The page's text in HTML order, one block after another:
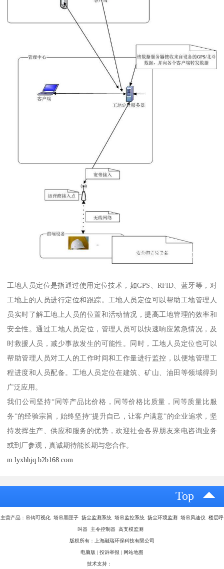
工地人员定位是指通过使用定位技术，如GPS、RFID、蓝牙等，对
工地上的人员进行定位和跟踪。工地人员定位可以帮助工地管理人
员实时了解工地上人员的位置和活动情况，提高工地管理的效率和
安全性。通过工地人员定位，管理人员可以快速响应紧急情况，及
时救援人员，减少事故发生的可能性。同时，工地人员定位也可以
帮助管理人员对工人的工作时间和工作量进行监控，以便地管理工
程进度和人员配备。工地人员定位在建筑、矿山、油田等领域得到
广泛应用。
我们公司坚持“同等产品比价格，同等价格比质量，同等质量比服
务”的经验宗旨，始终坚持“提升自己，让客户满意”的企业追求，坚
持发挥生产、供应和服务的优势，欢迎社会各界朋友来电咨询业务
或到厂参观，真诚期待能长期与您合作。
m.lyxhhjq.b2b168.com
Top
主营产品：吊钩可视化 塔吊黑匣子 扬尘监测系统 塔吊监控系统 扬尘环境监测 塔吊风速仪 楼层呼
叫器 主令控制器 高支模监测
版权所有：上海融瑞环保科技有限公司
电脑版 | 投诉举报 | 网站地图
技术支持：